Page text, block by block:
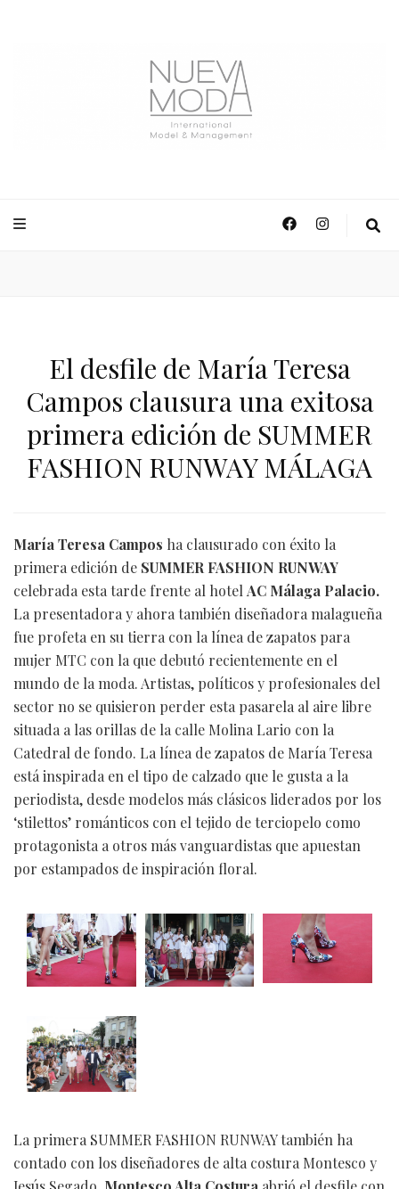
El desfile de María Teresa
Campos clausura una exitosa
primera edición de SUMMER
FASHION RUNWAY MÁLAGA
María Teresa Campos ha clausurado con éxito la
primera edición de SUMMER FASHION RUNWAY
celebrada esta tarde frente al hotel AC Málaga Palacio.
La presentadora y ahora también diseñadora malagueña
fue profeta en su tierra con la línea de zapatos para
mujer MTC con la que debutó recientemente en el
mundo de la moda. Artistas, políticos y profesionales del
sector no se quisieron perder esta pasarela al aire libre
situada a las orillas de la calle Molina Lario con la
Catedral de fondo. La línea de zapatos de María Teresa
está inspirada en el tipo de calzado que le gusta a la
periodista, desde modelos más clásicos liderados por los
‘stilettos’ románticos con el tejido de terciopelo como
protagonista a otros más vanguardistas que apuestan
por estampados de inspiración floral.
La primera SUMMER FASHION RUNWAY también ha
contado con los diseñadores de alta costura Montesco y